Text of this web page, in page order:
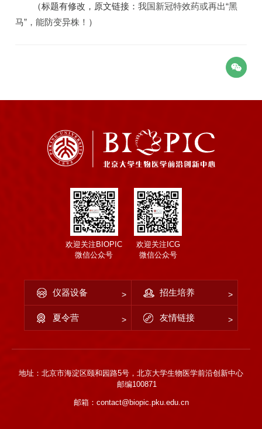
（标题有修改，原文链接： 我国新冠特效药或再出“黑
马”，能防变异株！ ）
欢迎关注BIOPIC
微信公众号
欢迎关注ICG
微信公众号
仪器设备 招生培养
夏令营 友情链接
地址：北京市海淀区颐和园路5号，北京大学生物医学前沿创新中心
邮编100871
邮箱：contact@biopic.pku.edu.cn